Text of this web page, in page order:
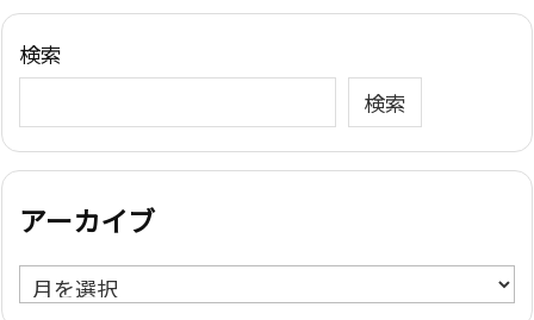
検索
検索
アーカイブ
ア
ー